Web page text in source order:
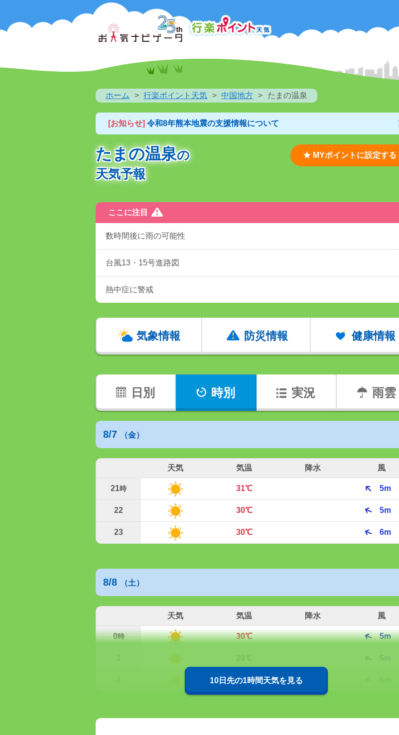
ホーム 行楽ポイント天気 中国地方 たまの温泉
[お知らせ] 令和8年熊本地震の支援情報について
たまの温泉の
天気予報
★ MYポイントに設定する
ここに注目
数時間後に雨の可能性
台風13・15号進路図
熱中症に警戒
気象情報 防災情報 健康情報
日別 時別 実況 雨雲
8/7 （金）
天気 気温 降水 風
21時 31℃ 5m
22 30℃ 5m
23 30℃ 6m
8/8 （土）
天気 気温 降水 風
0時 30℃ 5m
29℃
10日先の1時間天気を見る